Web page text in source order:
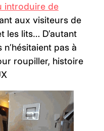
introduire de
aux visiteurs de
les lits… D’autant
pas à
roupiller, histoire